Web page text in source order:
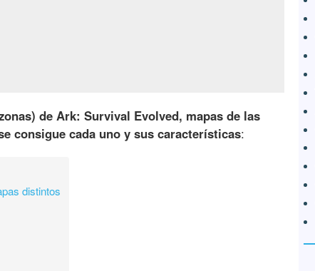
de Ark: Survival Evolved, mapas de las
consigue cada uno y sus características:
distintos